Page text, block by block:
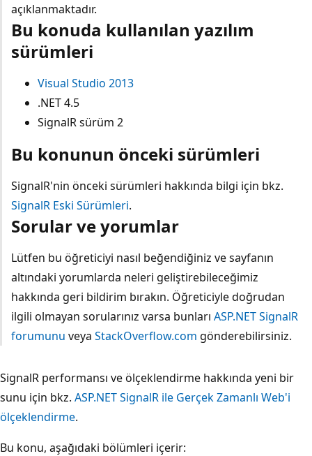
açıklanmaktadır.
Bu konuda kullanılan yazılım
sürümleri
Visual Studio 2013
.NET 4.5
SignalR sürüm 2
Bu konunun önceki sürümleri
SignalR'nin önceki sürümleri hakkında bilgi için bkz.
SignalR Eski Sürümleri.
Sorular ve yorumlar
Lütfen bu öğreticiyi nasıl beğendiğiniz ve sayfanın
altındaki yorumlarda neleri geliştirebileceğimiz
hakkında geri bildirim bırakın. Öğreticiyle doğrudan
ilgili olmayan sorularınız varsa bunları ASP.NET SignalR
forumunu veya StackOverflow.com gönderebilirsiniz.
SignalR performansı ve ölçeklendirme hakkında yeni bir
sunu için bkz. ASP.NET SignalR ile Gerçek Zamanlı Web'i
ölçeklendirme.
Bu konu, aşağıdaki bölümleri içerir: